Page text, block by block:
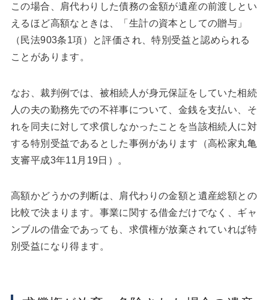
この場合、肩代わりした債務の金額が遺産の前渡しとい
えるほど高額なときは、「生計の資本としての贈与」
（民法903条1項）と評価され、特別受益と認められる
ことがあります。
なお、裁判例では、被相続人が身元保証をしていた相続
人の夫の勤務先での不祥事について、金銭を支払い、そ
れを同夫に対して求償しなかったことを当該相続人に対
する特別受益であるとした事例があります（高松家丸亀
支審平成3年11月19日）。
高額かどうかの判断は、肩代わりの金額と遺産総額との
比較で決まります。事業に関する借金だけでなく、ギャ
ンブルの借金であっても、求償権が放棄されていれば特
別受益になり得ます。